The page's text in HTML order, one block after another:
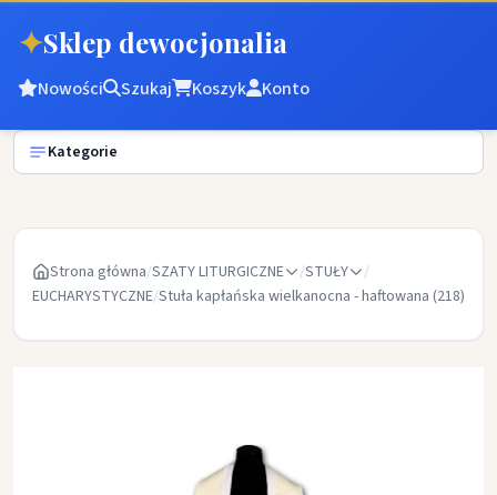
✦Sklep dewocjonalia
Nowości Szukaj Koszyk Konto
Kategorie
Strona główna/SZATY LITURGICZNE /STUŁY
/
EUCHARYSTYCZNE/Stuła kapłańska wielkanocna - haftowana (218)